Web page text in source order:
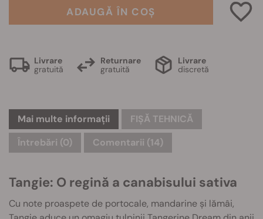
ADAUGĂ ÎN COȘ
Livrare
gratuită
Returnare
gratuită
Livrare
discretă
Mai multe informații
FIȘĂ TEHNICĂ
Întrebări (0) Comentarii (14)
Tangie: O regină a canabisului sativa
Cu note proaspete de portocale, mandarine și lămâi,